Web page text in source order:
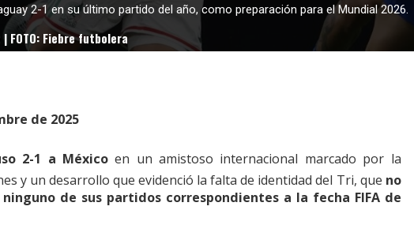
2-1 en su último partido del año, como preparación para el Mundial 2026.
FOTO: Fiebre futbolera
de 2025
2-1 a Méxicoen un amistoso internacional marcado por la
y un desarrollo que evidenció la falta de identidad del Tri, que no
de sus partidos correspondientes a la fecha FIFA de